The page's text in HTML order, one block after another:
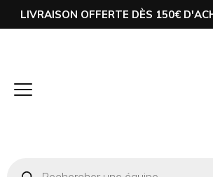
LIVRAISON OFFERTE DÈS 150€